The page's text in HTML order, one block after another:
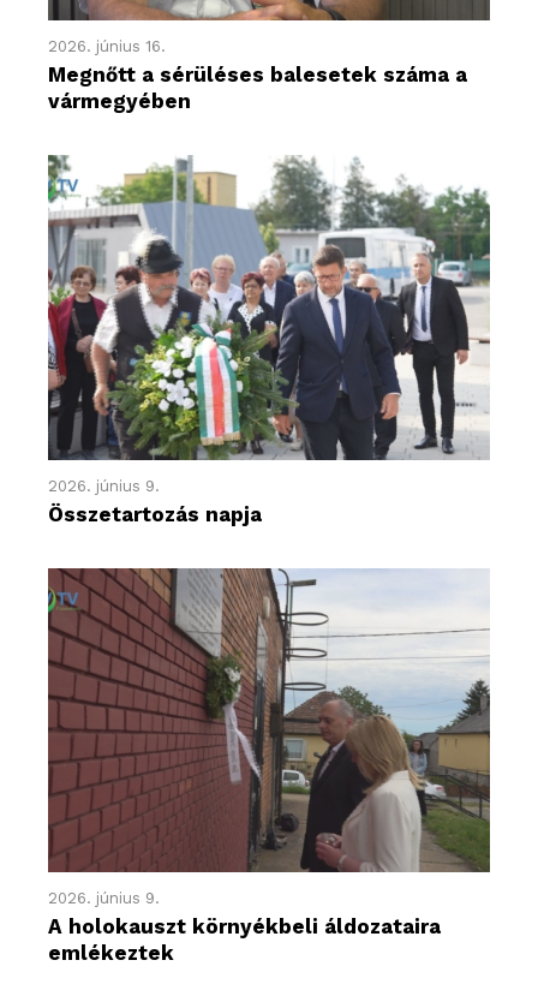
2026. június 16.
Megnőtt a sérüléses balesetek száma a
vármegyében
2026. június 9.
Összetartozás napja
2026. június 9.
A holokauszt környékbeli áldozataira
emlékeztek